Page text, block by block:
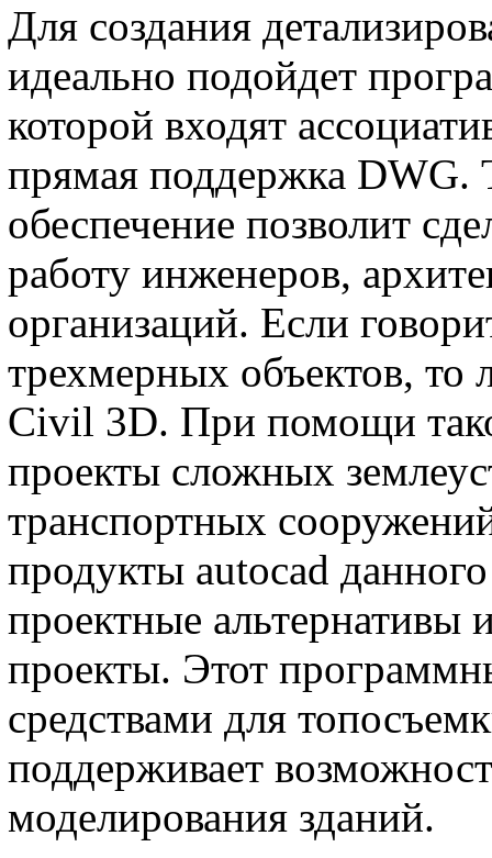
Для создания
идеально подойдет
которой входят
прямая поддержка DWG.
обеспечение позволит
работу инженеров,
организаций. Если
трехмерных объектов,
Civil 3D. При помощи
проекты сложных
транспортных
продукты autocad
проектные альтернативы
проекты. Этот
средствами для
поддерживает
моделирования зданий.